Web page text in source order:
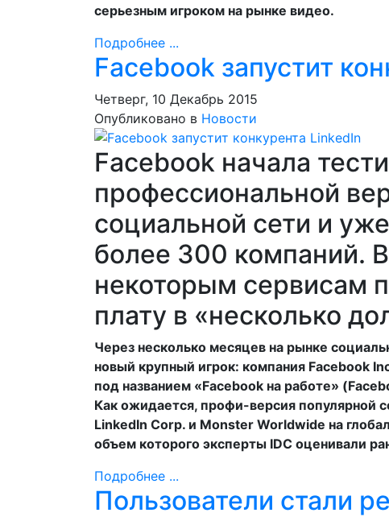
серьезным игроком на рынке видео.
Подробнее ...
Facebook запустит
Четверг, 10 Декабрь 2015
Опубликовано в Новости
Facebook начала
профессиональной
социальной сети и
более 300 компаний.
некоторым сервисам
плату в «несколько
Через несколько месяцев на рынке
новый крупный игрок: компания Facebook
под названием «Facebook на работе»
Как ожидается, профи-версия популярной
LinkedIn Corp. и Monster Worldwide на
объем которого эксперты IDC оценивали
Подробнее ...
Пользователи стали